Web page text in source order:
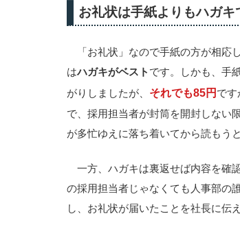
お礼状は手紙よりもハガキ
「お礼状」なので手紙の方が相応
はハガキがベスト です。しかも、手
がりしましたが、 それでも85円 です
で、採用担当者が封筒を開封しない
が多忙ゆえに落ち着いてから読もう
一方、ハガキは裏返せば内容を確
の採用担当者じゃなくても人事部の
し、お礼状が届いたことを社長に伝